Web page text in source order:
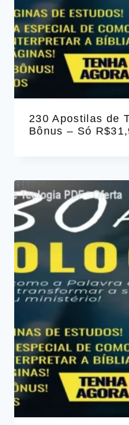
230 Apostilas de
Bônus – Só